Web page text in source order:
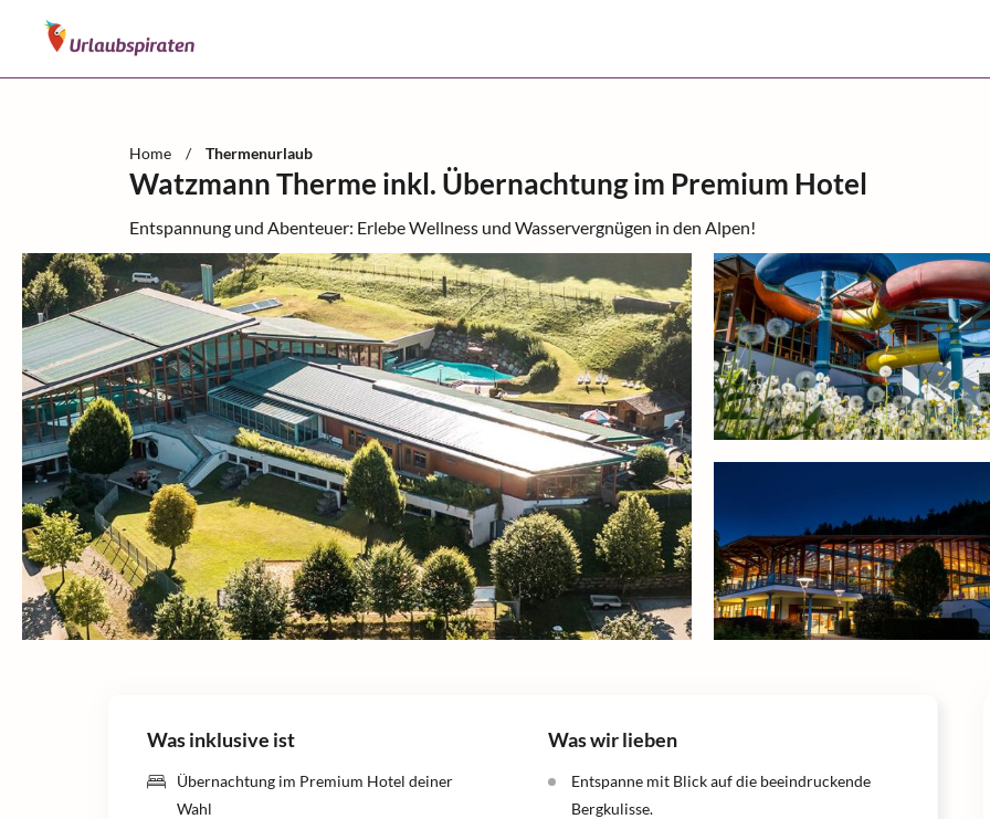
Home / Thermenurlaub
Watzmann Therme inkl. Übernachtung im Premium Hotel
Entspannung und Abenteuer: Erlebe Wellness und Wasservergnügen in den Alpen!
Was inklusive ist
Übernachtung im Premium Hotel deiner
Wahl
Was wir lieben
Entspanne mit Blick auf die beeindruckende
Bergkulisse.